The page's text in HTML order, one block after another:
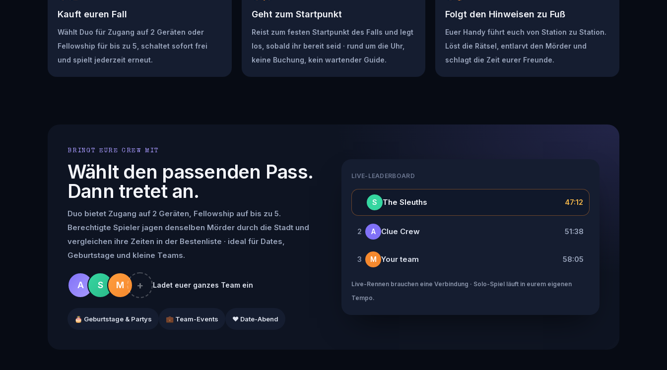
Kauft euren Fall
Wählt Duo für Zugang auf 2 Geräten oder
Fellowship für bis zu 5, schaltet sofort frei
und spielt jederzeit erneut.
Geht zum Startpunkt
Reist zum festen Startpunkt des Falls und legt
los, sobald ihr bereit seid · rund um die Uhr,
keine Buchung, kein wartender Guide.
Folgt den Hinweisen zu Fuß
Euer Handy führt euch von Station zu Station.
Löst die Rätsel, entlarvt den Mörder und
schlagt die Zeit eurer Freunde.
BRINGT EURE CREW MIT
Wählt den passenden Pass.
Dann tretet an.
Duo bietet Zugang auf 2 Geräten, Fellowship auf bis zu 5.
Berechtigte Spieler jagen denselben Mörder durch die Stadt und
vergleichen ihre Zeiten in der Bestenliste · ideal für Dates,
Geburtstage und kleine Teams.
A S M + Ladet euer ganzes Team ein
🎂 Geburtstage & Partys 💼 Team-Events ❤️ Date-Abend
LIVE-LEADERBOARD
S The Sleuths 47:12
2 A Clue Crew 51:38
3 M Your team 58:05
Live-Rennen brauchen eine Verbindung · Solo-Spiel läuft in eurem eigenen
Tempo.